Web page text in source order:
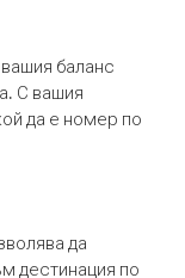
баланс
С вашия
да е номер по
да
дестинация по